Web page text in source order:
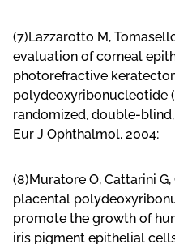
(7)Lazzarotto M,
evaluation of corneal
photorefractive
polydeoxyribonucleotide
randomized, double-
Eur J Ophthalmol. 2004;
(8)Muratore O, Cattarini
placental
promote the growth of
iris pigment epithelial